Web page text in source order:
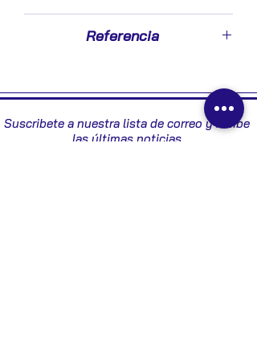
Referencia
Suscribete a nuestra lista de correo y recibe
las últimas noticias